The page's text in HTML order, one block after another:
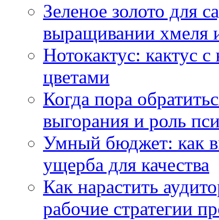
Зеленое золото для
выращивании хмеля
Нотокактус: кактус
цветами
Когда пора
выгорания и роль
Умный бюджет: как
ущерба для качества
Как нарастить
рабочие стратегии